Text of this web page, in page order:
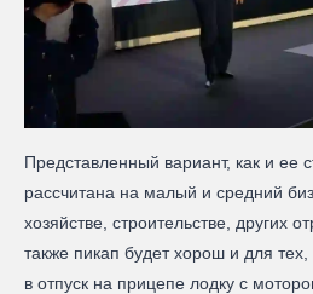
Представленный вариант, как и ее
рассчитана на малый и средний
хозяйстве, строительстве, других
также пикап будет хорош и для
в отпуск на прицепе лодку с